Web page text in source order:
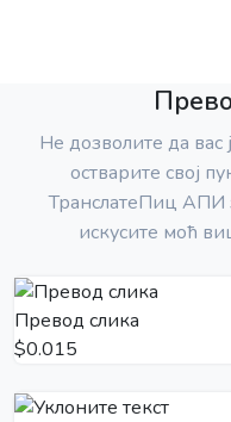
Не дозволите да вас
остварите свој
ТранслатеПиц АПИ
искусите моћ
Превод слика
$0.015